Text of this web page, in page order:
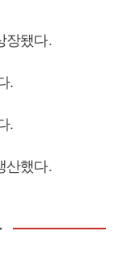
장됐다.
.
.
산했다.